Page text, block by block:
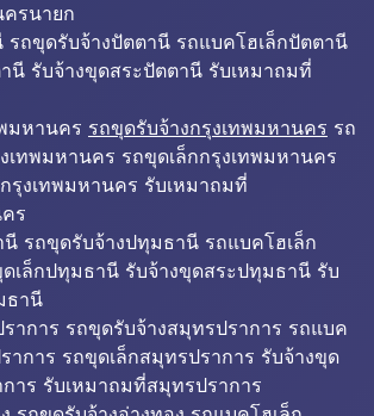
รนายก
รถขุดรับจ้างปัตตานี รถแบคโฮเล็กปัตตานี
นี รับจ้างขุดสระปัตตานี รับเหมาถมที่
มหานคร รถขุดรับจ้างกรุงเทพมหานคร รถ
เทพมหานคร รถขุดเล็กกรุงเทพมหานคร
รุงเทพมหานคร รับเหมาถมที่
ร
รถขุดรับจ้างปทุมธานี รถแบคโฮเล็ก
เล็กปทุมธานี รับจ้างขุดสระปทุมธานี รับ
ธานี
าการ รถขุดรับจ้างสมุทรปราการ รถแบค
าการ รถขุดเล็กสมุทรปราการ รับจ้างขุด
าร รับเหมาถมที่สมุทรปราการ